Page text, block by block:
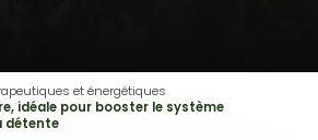
et énergétiques
idéale pour booster le système
détente